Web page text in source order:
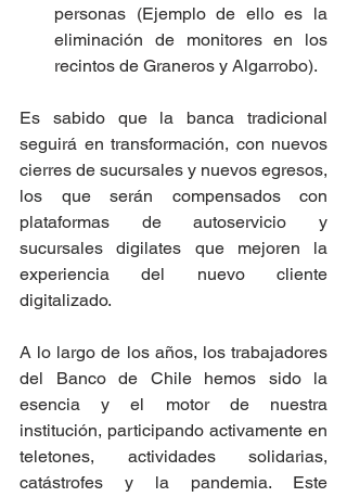
personas (Ejemplo de ello es la
eliminación de monitores en los
recintos de Graneros y Algarrobo).
Es sabido que la banca tradicional
seguirá en transformación, con nuevos
cierres de sucursales y nuevos egresos,
los que serán compensados con
plataformas de autoservicio y
sucursales digilates que mejoren la
experiencia del nuevo cliente
digitalizado.
A lo largo de los años, los trabajadores
del Banco de Chile hemos sido la
esencia y el motor de nuestra
institución, participando activamente en
teletones, actividades solidarias,
catástrofes y la pandemia. Este